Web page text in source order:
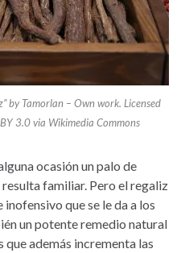
by Tamorlan – Own work. Licensed
3.0 via Wikimedia Commons
ocasión un palo de
familiar. Pero el regaliz
que se le da a los
un potente remedio natural
además incrementa las